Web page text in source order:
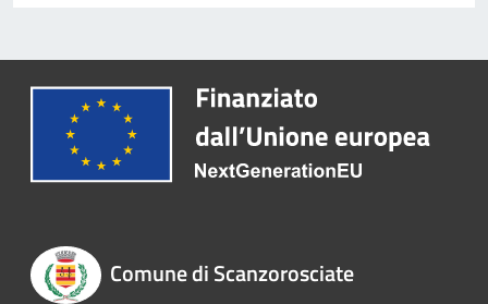
Comune di Scanzorosciate